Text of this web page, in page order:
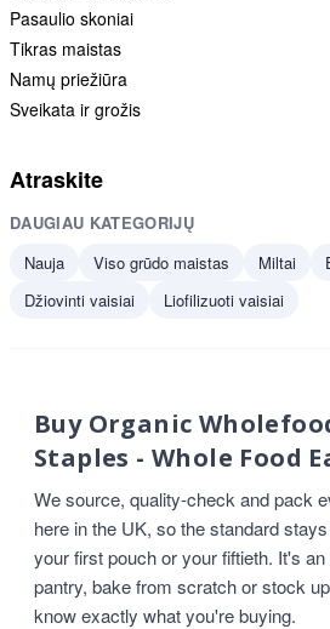
Pasaulio skoniai
Tikras maistas
Namų priežiūra
Sveikata ir grožis
Atraskite
DAUGIAU KATEGORIJŲ
Nauja
Viso grūdo maistas Miltai
Džiovinti vaisiai
Liofilizuoti vaisiai
Buy Organic
Staples - Whole Food
We source, quality-check and pack
here in the UK, so the standard
your first pouch or your fiftieth. It's
pantry, bake from scratch or stock
know exactly what you're buying.